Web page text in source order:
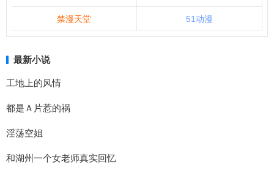
禁漫天堂 51动漫
最新小说
工地上的风情
都是Ａ片惹的祸
淫荡空姐
和湖州一个女老师真实回忆